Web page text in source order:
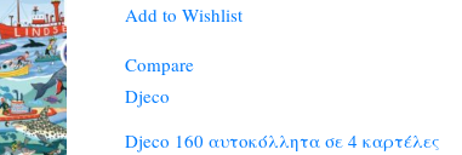
Add to Wishlist
Compare
Djeco
Djeco 160 αυτοκόλλητα σε 4 καρτέλες